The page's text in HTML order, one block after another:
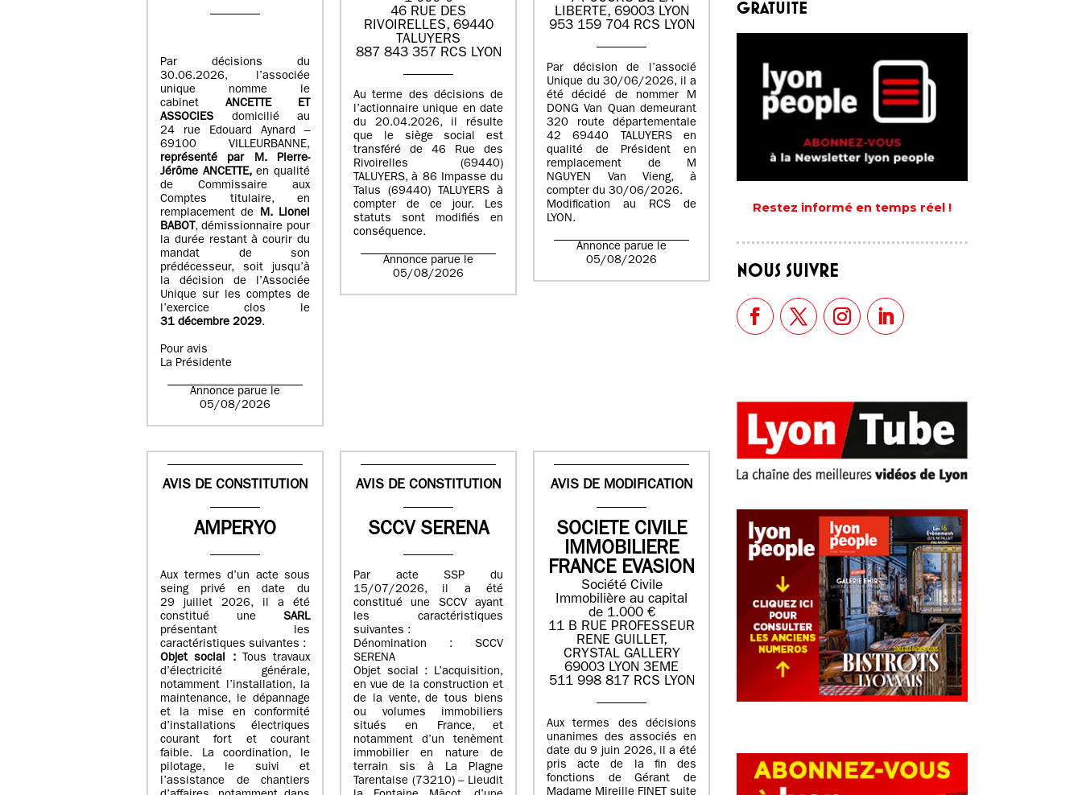
Par décisions du
30.06.2026, l’associée
unique nomme le
cabinet ANCETTE ET
ASSOCIES
domicilié au
24 rue Edouard Aynard –
69100 VILLEURBANNE,
représenté par M.Pierre-
Jérôme ANCETTE, en qualité
de Commissaire aux
Comptes titulaire, en
remplacement de M.Lionel
BABOT, démissionnaire pour
la durée restant à courir du
mandat de son
prédécesseur, soit jusqu’à
la décision de l’Associée
Unique sur les comptes de
l’exercice clos le
31 décembre 2029.
Pour avis
La Présidente
Annonce parue le
05/08/2026
46 RUE DES
RIVOIRELLES, 69440
TALUYERS
887 843 357 RCS LYON
Au terme des décisions de
l’actionnaire unique en date
du 20.04.2026, il résulte
que le siège social est
transféré de 46 Rue des
Rivoirelles (69440)
TALUYERS, à 86 Impasse du
Talus (69440) TALUYERS à
compter de ce jour. Les
statuts sont modifiés en
conséquence.
Annonce parue le
05/08/2026
LIBERTE, 69003 LYON
953 159 704 RCS LYON
Par décision de l’associé
Unique du 30/06/2026, il a
été décidé de nommer M
DONG Van Quan demeurant
320 route départementale
42 69440 TALUYERS en
qualité de Président en
remplacement de M
NGUYEN Van Vieng, à
compter du 30/06/2026.
Modification au RCS de
LYON.
Annonce parue le
05/08/2026
AVIS DE CONSTITUTION
AMPERYO
Aux termes d’un acte sous
seing privé en date du
29 juillet 2026, il a été
constitué une SARL
présentant les
caractéristiques suivantes :
Objet social :
Tous travaux
d’électricité générale,
notamment l’installation, la
maintenance, le dépannage
et la mise en conformité
d’installations électriques
courant fort et courant
faible. La coordination, le
pilotage, le suivi et
l’assistance de chantiers
AVIS DE CONSTITUTION
SCCV SERENA
Par acte SSP du
15/07/2026, il a été
constitué une SCCV ayant
les caractéristiques
suivantes :
Dénomination : SCCV
SERENA
Objet social : L’acquisition,
en vue de la construction et
de la vente, de tous biens
ou volumes immobiliers
situés en France, et
notamment d’un tenèment
immobilier en nature de
terrain sis à La Plagne
Tarentaise (73210) – Lieudit
AVIS DE MODIFICATION
SOCIETE CIVILE
IMMOBILIERE
FRANCE EVASION
Société Civile
Immobilière au capital
de 1.000 €
11 B RUE PROFESSEUR
RENE GUILLET,
CRYSTAL GALLERY
69003 LYON 3EME
511 998 817 RCS LYON
Aux termes des décisions
unanimes des associés en
date du 9 juin 2026, il a été
pris acte de la fin des
fonctions de Gérant de
GRATUITE
Restez informé en temps réel !
NOUS SUIVRE